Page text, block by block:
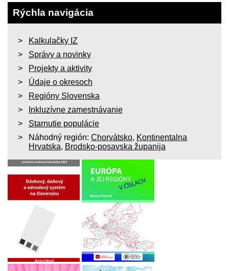
Rýchla navigácia
Kalkulačky IZ
Správy a novinky
Projekty a aktivity
Údaje o okresoch
Regióny Slovenska
Inkluzívne zamestnávanie
Starnutie populácie
Náhodný región: Chorvátsko, Kontinentalna
Hrvatska, Brodsko-posavska županija